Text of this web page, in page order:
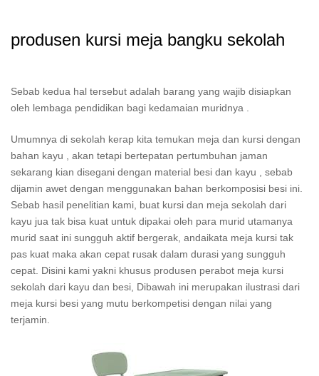
produsen kursi meja bangku sekolah
Sebab kedua hal tersebut adalah barang yang wajib disiapkan
oleh lembaga pendidikan bagi kedamaian muridnya .
Umumnya di sekolah kerap kita temukan meja dan kursi dengan
bahan kayu , akan tetapi bertepatan pertumbuhan jaman
sekarang kian disegani dengan material besi dan kayu , sebab
dijamin awet dengan menggunakan bahan berkomposisi besi ini.
Sebab hasil penelitian kami, buat kursi dan meja sekolah dari
kayu jua tak bisa kuat untuk dipakai oleh para murid utamanya
murid saat ini sungguh aktif bergerak, andaikata meja kursi tak
pas kuat maka akan cepat rusak dalam durasi yang sungguh
cepat. Disini kami yakni khusus produsen perabot meja kursi
sekolah dari kayu dan besi, Dibawah ini merupakan ilustrasi dari
meja kursi besi yang mutu berkompetisi dengan nilai yang
terjamin.